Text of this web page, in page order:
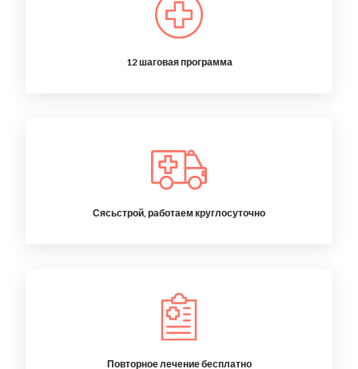
12 шаговая программа
Сясьстрой, работаем круглосуточно
Повторное лечение бесплатно